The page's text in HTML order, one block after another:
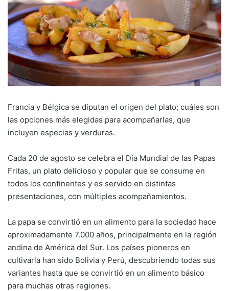
Francia y Bélgica se diputan el origen del plato; cuáles son
las opciones más elegidas para acompañarlas, que
incluyen especias y verduras.
Cada 20 de agosto se celebra el Día Mundial de las Papas
Fritas, un plato delicioso y popular que se consume en
todos los continentes y es servido en distintas
presentaciones, con múltiples acompañamientos.
La papa se convirtió en un alimento para la sociedad hace
aproximadamente 7.000 años, principalmente en la región
andina de América del Sur. Los países pioneros en
cultivarla han sido Bolivia y Perú, descubriendo todas sus
variantes hasta que se convirtió en un alimento básico
para muchas otras regiones.